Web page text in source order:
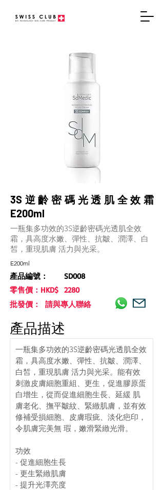
3S逆齡密碼光透肌全效霜
E200ml
一瓶集多功效的3S逆齡密碼光透肌全效
霜，具高度水嫩、彈性、抗皺、潤澤、白
皙，重現肌膚 活力與光采。
E200ml
產品編號：
SD008
零售價：HKD$ 2280
批發價： 請與專人聯絡
產品描述
一瓶集多功效的3S逆齡密碼光透肌全效
霜，具高度水嫩、彈性、抗皺、潤澤、
白皙，重現肌膚 活力與光采。能有效
刺激皮膚細胞重組、更生，促進膠原蛋
白增生，從而促進細胞生長、延緩 肌
膚老化、撫平皺紋、緊緻肌膚，並有效
修補受損細胞、皮膚瑕疵、淡化疤印，
令肌膚完美無 瑕，嫩滑緊緻光滑。
功效
- 促進細胞生長
- 更生緊緻肌膚
- 提升光澤亮度